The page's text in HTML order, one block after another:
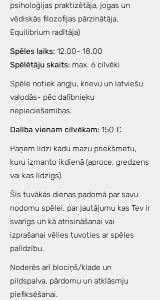
psiholoģijas praktizētāja, jogas un
vēdiskās filozofijas pārzinātāja,
Equilibrium radītāja)
Spēles laiks: 12.00- 18.00
Spēlētāju skaits: max. 6 cilvēki
Spēle notiek angļu, krievu un latviešu
valodās- pēc dalībnieku
nepieciešamības.
Dalība vienam cilvēkam: 150 €
Paņem līdzi kādu mazu priekšmetu,
kuru izmanto ikdienā (aproce, gredzens
vai kas līdzīgs).
Šīs tuvākās dienas padomā par savu
nodomu spēlei, par jautājumu kas Tev ir
svarīgs un kā atrisināšanai vai
izprašanai vēlies tuvoties ar spēles
palīdzību.
Noderēs arī blociņš/klade un
pildspalva, pārdomu un atklāsmju
piefiksēšanai.